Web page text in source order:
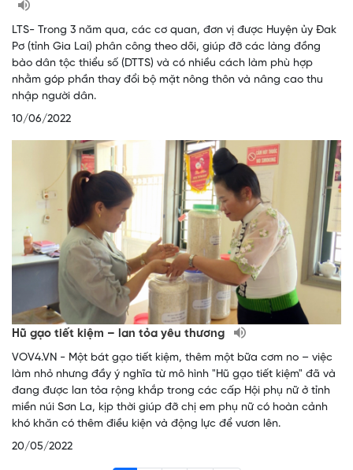
LTS- Trong 3 năm qua, các cơ quan, đơn vị được Huyện ủy Đak
Pơ (tỉnh Gia Lai) phân công theo dõi, giúp đỡ các làng đồng
bào dân tộc thiểu số (DTTS) và có nhiều cách làm phù hợp
nhằm góp phần thay đổi bộ mặt nông thôn và nâng cao thu
nhập người dân.
10/06/2022
Hũ gạo tiết kiệm – lan tỏa yêu thương
VOV4.VN - Một bát gạo tiết kiệm, thêm một bữa cơm no – việc
làm nhỏ nhưng đầy ý nghĩa từ mô hình "Hũ gạo tiết kiệm" đã và
đang được lan tỏa rộng khắp trong các cấp Hội phụ nữ ở tỉnh
miền núi Sơn La, kịp thời giúp đỡ chị em phụ nữ có hoàn cảnh
khó khăn có thêm điều kiện và động lực để vươn lên.
20/05/2022